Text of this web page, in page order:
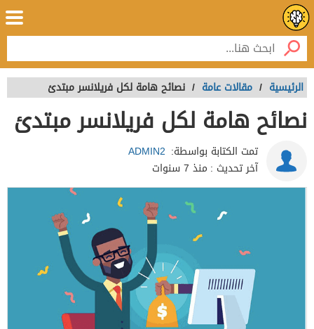
الرئيسية / مقالات عامة / نصائح هامة لكل فريلانسر مبتدئ
نصائح هامة لكل فريلانسر مبتدئ
تمت الكتابة بواسطة: ADMIN2
آخر تحديث : منذ 7 سنوات